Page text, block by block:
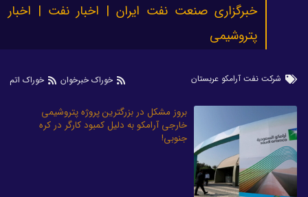
خبرگزاری صنعت نفت ایران | اخبار نفت | اخبار
پتروشیمی
شرکت نفت آرامکو عربستان خوراک خبرخوان خوراک اتم
بروز مشکل در بزرگترین پروژه پتروشیمی
خارجی آرامکو به دلیل کمبود کارگر در کره
جنوبی!